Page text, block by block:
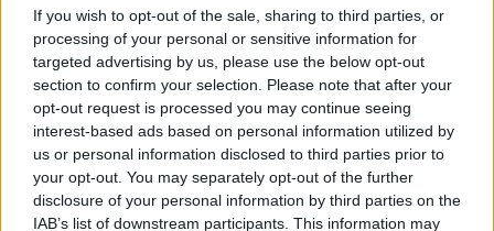
If you wish to opt-out of the sale, sharing to third parties, or
processing of your personal or sensitive information for
targeted advertising by us, please use the below opt-out
section to confirm your selection. Please note that after your
opt-out request is processed you may continue seeing
interest-based ads based on personal information utilized by
us or personal information disclosed to third parties prior to
your opt-out. You may separately opt-out of the further
disclosure of your personal information by third parties on the
IAB’s list of downstream participants. This information may
2016-08-11
Räkna ut sista siffran i personnumret
Födelsenummer kan (felaktigt) vara 000